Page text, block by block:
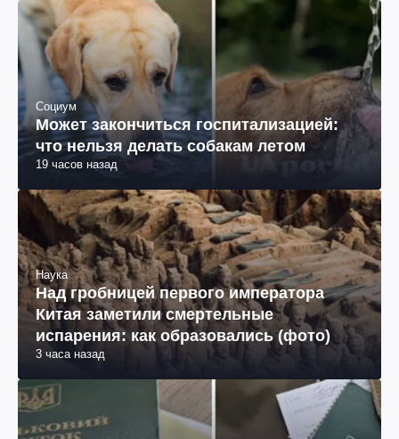
Социум
Может закончиться госпитализацией:
что нельзя делать собакам летом
19 часов назад
Наука
Над гробницей первого императора
Китая заметили смертельные
испарения: как образовались (фото)
3 часа назад